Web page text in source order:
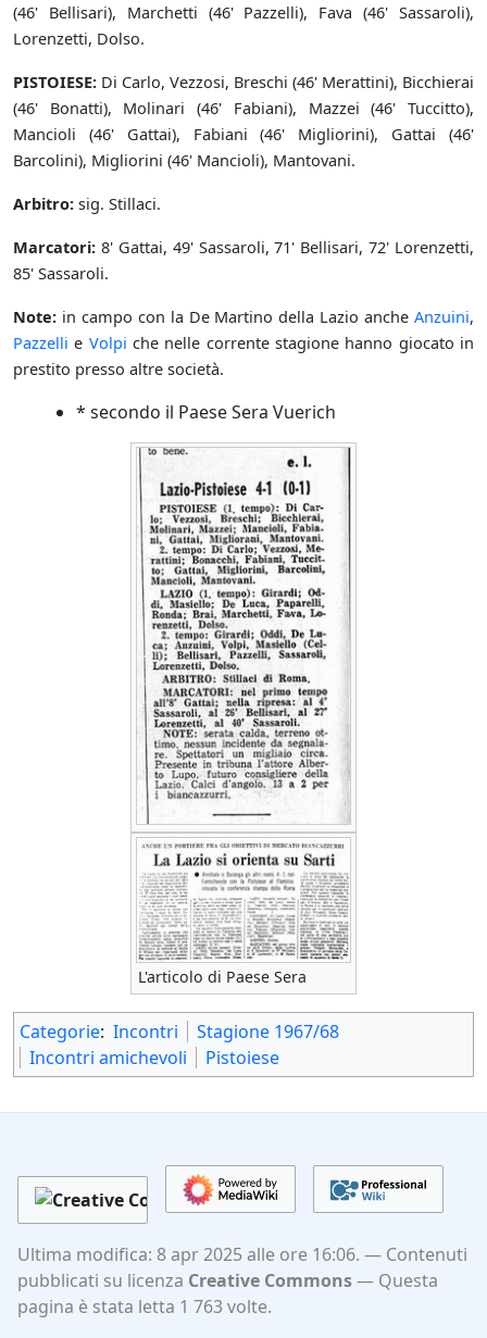
(46' Bellisari), Marchetti (46' Pazzelli), Fava (46' Sassaroli),
Lorenzetti, Dolso.
PISTOIESE: Di Carlo, Vezzosi, Breschi (46' Merattini), Bicchierai
(46' Bonatti), Molinari (46' Fabiani), Mazzei (46' Tuccitto),
Mancioli (46' Gattai), Fabiani (46' Migliorini), Gattai (46'
Barcolini), Migliorini (46' Mancioli), Mantovani.
Arbitro: sig. Stillaci.
Marcatori: 8' Gattai, 49' Sassaroli, 71' Bellisari, 72' Lorenzetti,
85' Sassaroli.
Note: in campo con la De Martino della Lazio anche Anzuini,
Pazzelli e Volpi che nelle corrente stagione hanno giocato in
prestito presso altre società.
* secondo il Paese Sera Vuerich
L'articolo di Paese Sera
Categorie: Incontri
Stagione 1967/68
Incontri amichevoli
Pistoiese
Ultima modifica: 8 apr 2025 alle ore 16:06.
Contenuti
pubblicati su licenza Creative Commons
Questa
pagina è stata letta 1 763 volte.